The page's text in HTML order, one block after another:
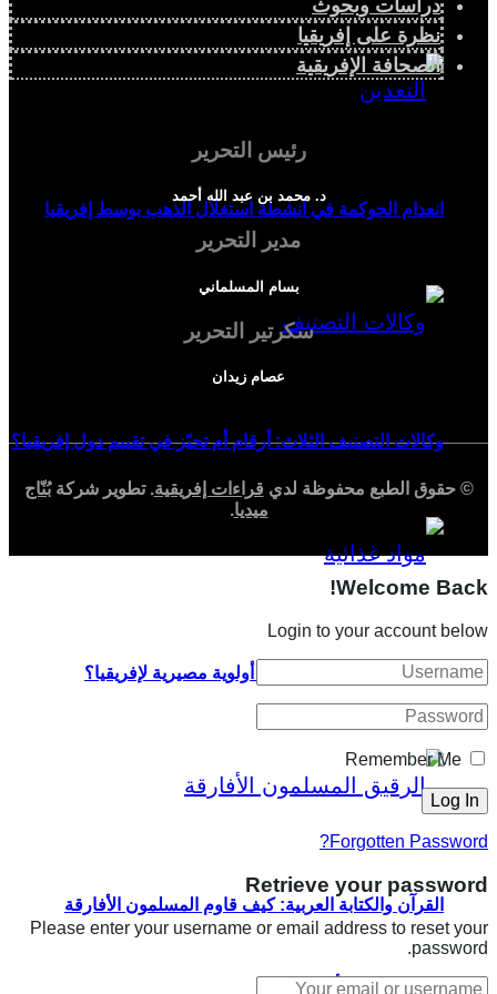
انعدام الحوكمة في أنشطة استغلال الذهب بوسط إفريقيا
وكالات التصنيف الثلاث: أرقام أم تحيّز في تقييم دول إفريقيا؟
لماذا تمثل السيادة الغذائية أولوية مصيرية لإفريقيا؟
القرآن والكتابة العربية: كيف قاوم المسلمون الأفارقة
الاسترقاق في أمريكا؟
دراسات وبحوث
نظرة على إفريقيا
الصحافة الإفريقية
رئيس التحرير
د. محمد بن عبد الله أحمد
مدير التحرير
بسام المسلماني
سكرتير التحرير
عصام زيدان
© حقوق الطبع محفوظة لدي قراءات إفريقية. تطوير شركةبُنّاج
ميديا.
Welcome Back!
Login to your account below
Remember Me
Forgotten Password?
Retrieve your password
Please enter your username or email address to reset your
password.